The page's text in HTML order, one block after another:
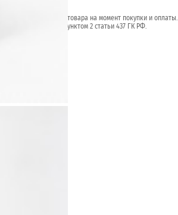
характеристики товара на момент покупки и оплаты.
в соответствии с пунктом 2 статьи 437 ГК РФ.